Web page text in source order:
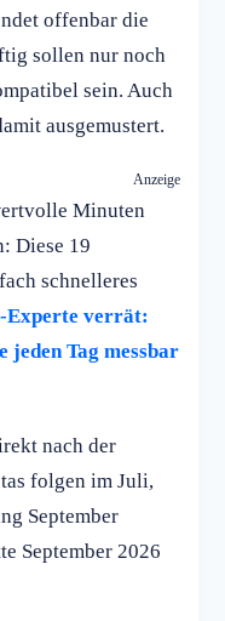
offenbar die
sollen nur noch
sein. Auch
ausgemustert.
Anzeige
Minuten
Diese 19
schnelleres
Experte verrät:
jeden Tag messbar
nach der
folgen im Juli,
September
September 2026